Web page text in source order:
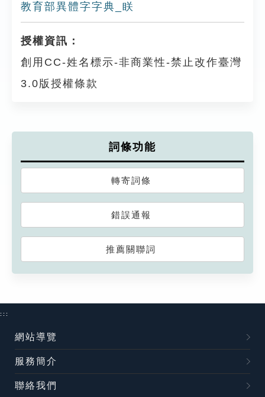
教育部異體字字典_眹
授權資訊：
創用CC-姓名標示-非商業性-禁止改作臺灣
3.0版授權條款
詞條功能
轉寄詞條
錯誤通報
推薦關聯詞
:::
網站導覽
服務簡介
聯絡我們